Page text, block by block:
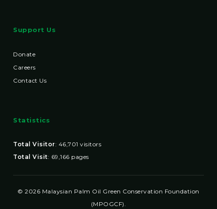
Support Us
Donate
Careers
Contact Us
Statistics
Total Visitor: 46,701 visitors
Total Visit: 69,166 pages
© 2026 Malaysian Palm Oil Green Conservation Foundation
(MPOGCF).